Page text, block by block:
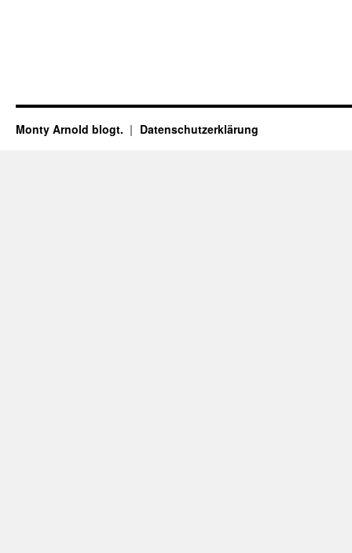
Monty Arnold blogt. Datenschutz­erklärung